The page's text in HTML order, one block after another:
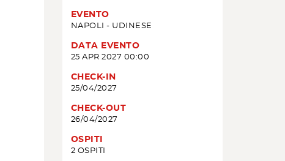
EVENTO
NAPOLI - UDINESE
DATA EVENTO
25 APR 2027 00:00
CHECK-IN
25/04/2027
CHECK-OUT
26/04/2027
OSPITI
2 OSPITI